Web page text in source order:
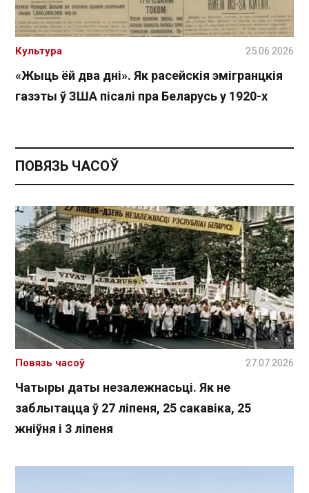
«Жыць ёй два дні». Як расейскія эмігранцкія
газэты ў ЗША пісалі пра Беларусь у 1920-х
Культура 25.06.2026
ПОВЯЗЬ ЧАСОЎ
Чатыры даты незалежнасьці. Як не
заблытацца ў 27 ліпеня, 25 сакавіка, 25
жніўня і 3 ліпеня
Повязь часоў 27.07.2026